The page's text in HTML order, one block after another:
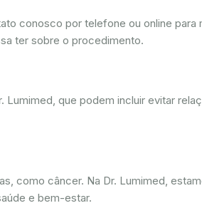
conosco por telefone ou online para
ter sobre o procedimento.
que podem incluir evitar
como câncer. Na Dr. Lumimed,
e bem-estar.